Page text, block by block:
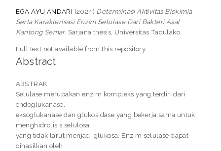
EGA AYU ANDARI (2024) Determinasi Aktivitas Biokimia
Serta Karakterisasi Enzim Selulase Dari Bakteri Asal
Kantong Semar. Sarjana thesis, Universitas Tadulako.
Full text not available from this repository.
Abstract
ABSTRAK
Selulase merupakan enzim kompleks yang terdiri dari
endoglukanase,
eksoglukanase dan glukosidase yang bekerja sama untuk
menghidrolisis selulosa
yang tidak larut menjadi glukosa. Enzim selulase dapat
dihasilkan oleh